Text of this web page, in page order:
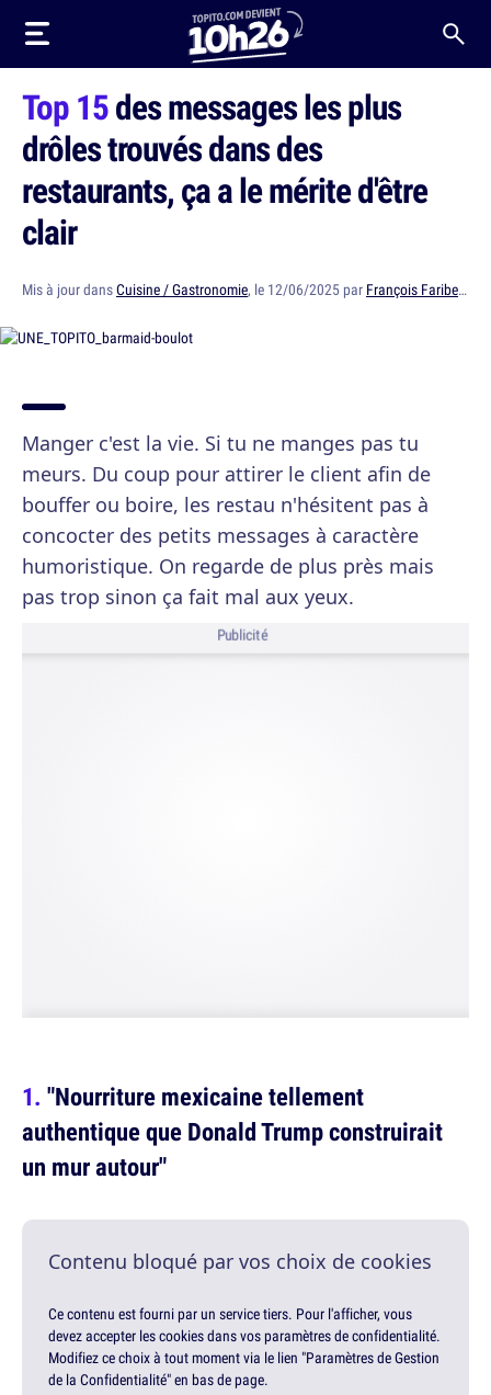
Top 15des messages les plus
drôles trouvés dans des
restaurants, ça a le mérite d'être
clair
Mis à jour dansCuisine / Gastronomie, le 12/06/2025 par François Faribeault
Manger c'est la vie. Si tu ne manges pas tu
meurs. Du coup pour attirer le client afin de
bouffer ou boire, les restau n'hésitent pas à
concocter des petits messages à caractère
humoristique. On regarde de plus près mais
pas trop sinon ça fait mal aux yeux.
Publicité
"Nourriture mexicaine tellement
authentique que Donald Trump construirait
un mur autour"
Contenu bloqué par vos choix de cookies
Ce contenu est fourni par un service tiers. Pour l'afficher, vous
devez accepter les cookies dans vos paramètres de confidentialité.
Modifiez ce choix à tout moment via le lien "Paramètres de Gestion
de la Confidentialité" en bas de page.